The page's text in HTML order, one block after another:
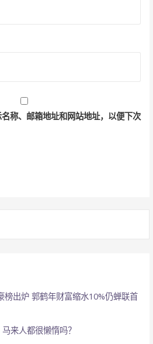
称、邮箱地址和网站地址，以便下次
榜出炉 郭鹤年财富缩水10%仍蝉联首
来人都很懒惰吗？